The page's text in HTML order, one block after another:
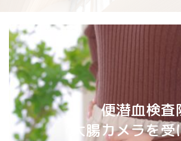
便潜血検査
大腸カメラを